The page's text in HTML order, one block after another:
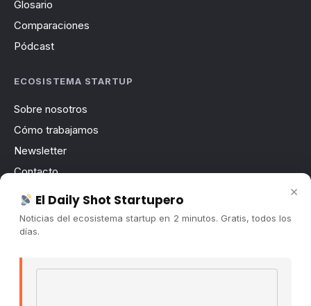
Glosario
Comparaciones
Pódcast
ECOSISTEMA STARTUP
Sobre nosotros
Cómo trabajamos
Newsletter
Contacto
Publicidad
Convocatorias
×
El Daily Shot Startupero
Noticias del ecosistema startup en 2 minutos. Gratis, todos los
días.